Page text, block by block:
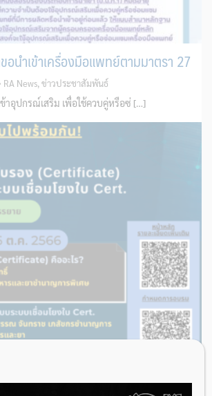
อนำเข้าเครื่องมือแพทย์ตามมาตรา 27
RA News, ข่าวประชาสัมพันธ์
าอุปกรณ์เสริม เพื่อใช้ควบคู่หรือซ่ […]
ารใช้งานระบบเชื่อมโยงใบ Cert.